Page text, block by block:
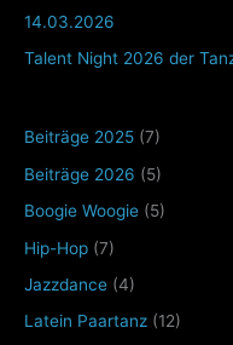
14.03.2026
Talent Night 2026 der
Beiträge 2025 (7)
Beiträge 2026 (5)
Boogie Woogie (5)
Hip-Hop (7)
Jazzdance (4)
Latein Paartanz (12)